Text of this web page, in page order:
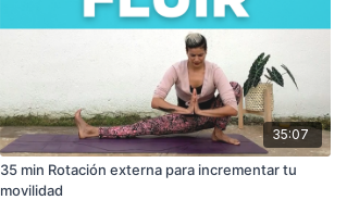
35:07
35 min Rotación externa para incrementar tu
movilidad